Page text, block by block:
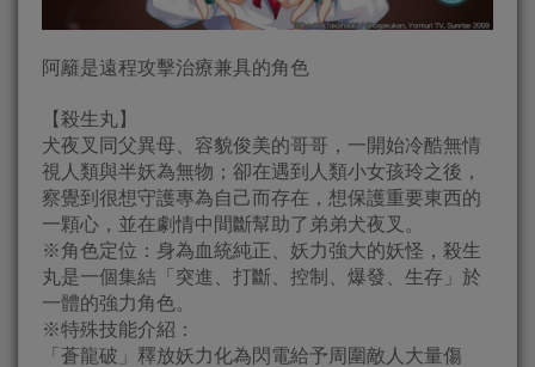
阿籬是遠程攻擊治療兼具的角色
【殺生丸】
犬夜叉同父異母、容貌俊美的哥哥，一開始冷酷無情
視人類與半妖為無物；卻在遇到人類小女孩玲之後，
察覺到很想守護專為自己而存在，想保護重要東西的
一顆心，並在劇情中間斷幫助了弟弟犬夜叉。
※角色定位：身為血統純正、妖力強大的妖怪，殺生
丸是一個集結「突進、打斷、控制、爆發、生存」於
一體的強力角色。
※特殊技能介紹：
「蒼龍破」釋放妖力化為閃電給予周圍敵人大量傷